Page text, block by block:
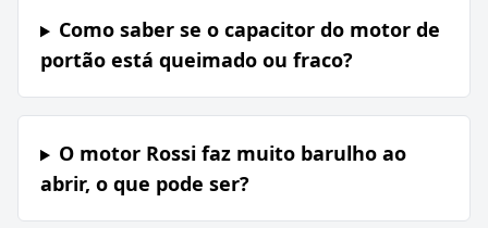
Como saber se o capacitor do motor de
portão está queimado ou fraco?
O motor Rossi faz muito barulho ao
abrir, o que pode ser?